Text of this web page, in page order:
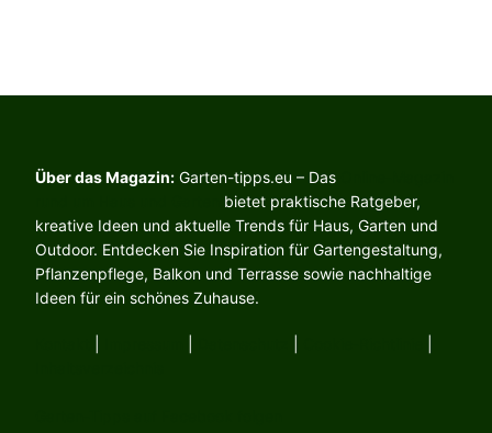
Über das Magazin: Garten-tipps.eu – Das
bietet praktische Ratgeber,
kreative Ideen und aktuelle Trends für Haus, Garten und
Outdoor. Entdecken Sie Inspiration für Gartengestaltung,
Pflanzenpflege, Balkon und Terrasse sowie nachhaltige
Ideen für ein schönes Zuhause.